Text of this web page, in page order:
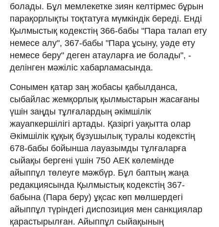
болады. Бұл мемлекетке зиян келтірмес бұрын
парақорлықты тоқтатуға мүмкіндік береді. Енді
Қылмыстық кодекстің 366-бабы "Пара талап ету
немесе алу", 367-бабы "Пара ұсыну, уәде ету
немесе беру" деген атауларға ие болады", -
делінген мәжіліс хабарламасында.
Сонымен қатар заң жобасы қабылданса,
сыбайлас жемқорлық қылмыстарын жасағаны
үшін заңды тұлғалардың әкімшілік
жауапкершілігі артады. Қазіргі уақытта олар
Әкімшілік құқық бұзушылық туралы кодекстің
678-бабы бойынша лауазымды тұлғаларға
сыйақы бергені үшін 750 АЕК көлемінде
айыппұл төлеуге мәжбүр. Бұл баптың жаңа
редакциясында Қылмыстық кодекстің 367-
бабына (Пара беру) ұқсас көп мөлшердегі
айыппұл түріндегі диспозиция мен санкциялар
қарастырылған. Айыппұл сыйақының